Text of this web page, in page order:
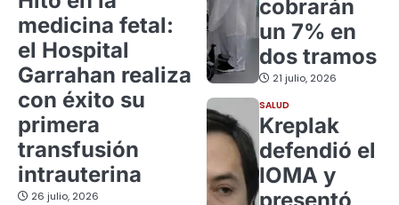
medicina fetal:
el Hospital
Garrahan realiza
con éxito su
primera
transfusión
intrauterina
26 julio, 2026
cobrarán
un 7% en
dos tramos
21 julio, 2026
SALUD
Kreplak
defendió el
IOMA y